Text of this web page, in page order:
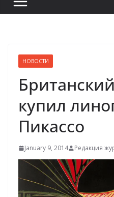
НОВОСТИ
купил
Пикассо
January 9, 2014 Редакция